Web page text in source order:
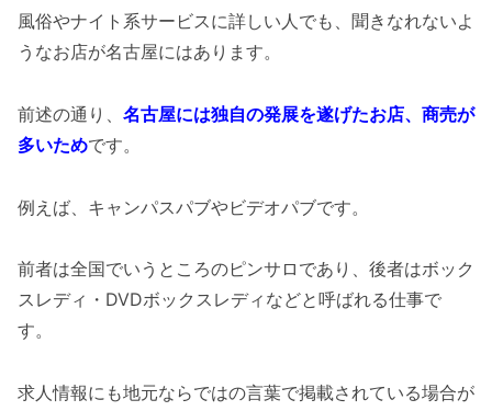
風俗やナイト系サービスに詳しい人でも、聞きなれないよ
うなお店が名古屋にはあります。
前述の通り、 名古屋には独自の発展を遂げたお店、商売が
多いためです。
例えば、キャンパスパブやビデオパブです。
前者は全国でいうところのピンサロであり、後者はボック
スレディ・DVDボックスレディなどと呼ばれる仕事で
す。
求人情報にも地元ならではの言葉で掲載されている場合が